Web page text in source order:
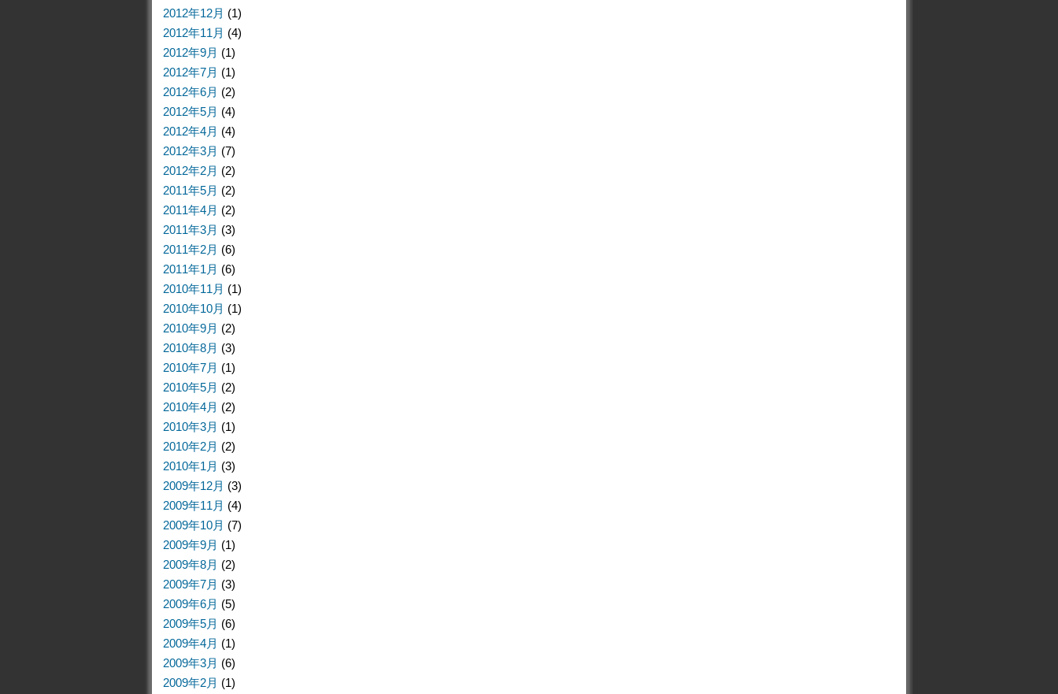
2012年12月 (1)
2012年11月 (4)
2012年9月 (1)
2012年7月 (1)
2012年6月 (2)
2012年5月 (4)
2012年4月 (4)
2012年3月 (7)
2012年2月 (2)
2011年5月 (2)
2011年4月 (2)
2011年3月 (3)
2011年2月 (6)
2011年1月 (6)
2010年11月 (1)
2010年10月 (1)
2010年9月 (2)
2010年8月 (3)
2010年7月 (1)
2010年5月 (2)
2010年4月 (2)
2010年3月 (1)
2010年2月 (2)
2010年1月 (3)
2009年12月 (3)
2009年11月 (4)
2009年10月 (7)
2009年9月 (1)
2009年8月 (2)
2009年7月 (3)
2009年6月 (5)
2009年5月 (6)
2009年4月 (1)
2009年3月 (6)
2009年2月 (1)